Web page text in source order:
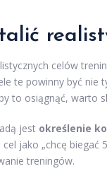
celów
te powinny być
to osiągnąć, warto
jest określenie
cel jako „chcę
treningów.